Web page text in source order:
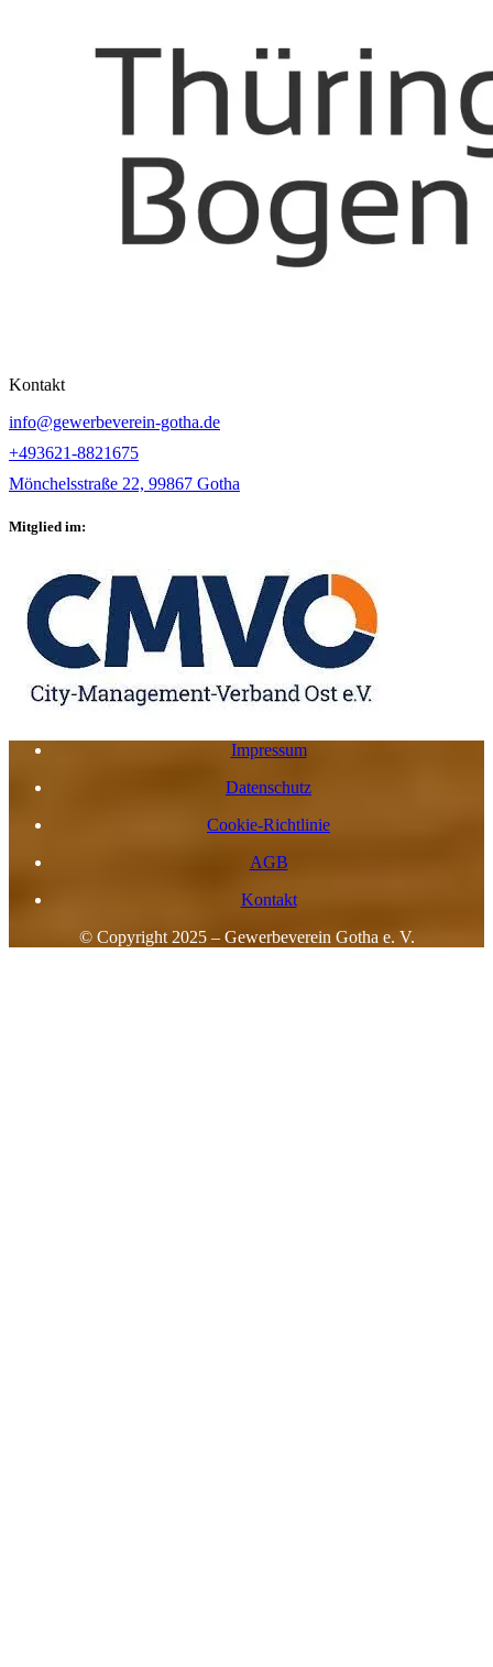
Kontakt
info@gewerbeverein-gotha.de
+493621-8821675
Mönchelsstraße 22, 99867 Gotha
Mitglied im:
Impressum
Datenschutz
Cookie-Richtlinie
AGB
Kontakt
© Copyright 2025 – Gewerbeverein Gotha e. V.